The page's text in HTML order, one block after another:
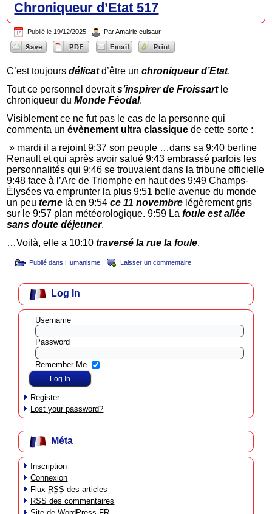
Chroniqueur d’Etat 517
Publié le 19/12/2025 | Par Amalric eulsaur
C’est toujoursdélicatd’être unchroniqueur d’Etat.
Tout ce personnel devraits’inspirer de Froissartle
chroniqueur duMonde Féodal.
Visiblement ce ne fut pas le cas de la personne qui
commenta unévènement ultra classiquede cette sorte :
» mardi il a rejoint 9:37 son peuple …dans sa 9:40 berline
Renault et qui après avoir salué 9:43 embrassé parfois les
personnalités qui 9:46 se trouvaient dans la tribune officielle
9:48 face à l’Arc de Triomphe en haut des 9:49 Champs-
Élysées va emprunter la plus 9:51 belle avenue du monde
un peuterne là en 9:54ce 11 novembre légèrement gris
sur le 9:57 plan météorologique. 9:59 Lafoule est allée
sans doute déjeuner.
…Voilà, elle a 10:10traversé la rue la foule.
Publié dans Humanisme | Laisser un commentaire
Log In
Username
Password
Remember Me
Register
Lost your password?
Méta
Inscription
Connexion
Flux RSS des articles
RSS des commentaires